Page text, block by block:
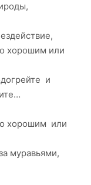
хорошим или
и
хорошим или
муравьями,